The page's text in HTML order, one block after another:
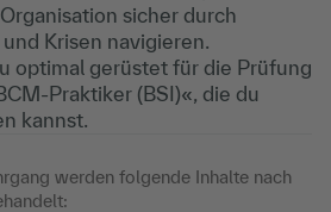
sicher durch
Krisen navigieren.
optimal gerüstet für die Prüfung
(BSI)«, die du
kannst.
werden folgende Inhalte nach